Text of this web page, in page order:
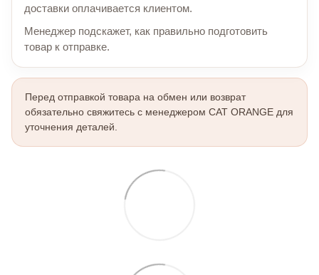
доставки оплачивается клиентом.
Менеджер подскажет, как правильно подготовить
товар к отправке.
Перед отправкой товара на обмен или возврат
обязательно свяжитесь с менеджером CAT ORANGE для
уточнения деталей.